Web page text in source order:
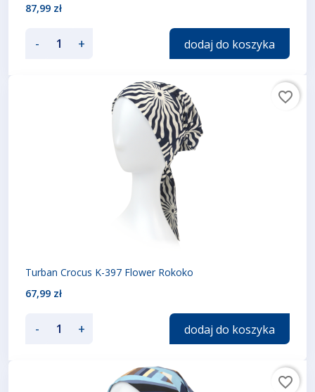
87,99 zł
- + dodaj do koszyka
Turban Crocus K-397 Flower Rokoko
67,99 zł
- + dodaj do koszyka
favorite_border
favorite_border